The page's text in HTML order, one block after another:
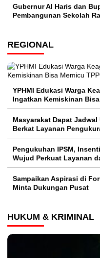
​Gubernur Al Haris dan
Pembangunan Sekolah
REGIONAL
YPHMI Edukasi Warga
Ingatkan Kemiskinan
Masyarakat Dapat
Berkat Layanan
Pengukuhan IPSM,
Wujud Perkuat Layanan
Sampaikan Aspirasi di
Minta Dukungan Pusat
HUKUM & KRIMINAL